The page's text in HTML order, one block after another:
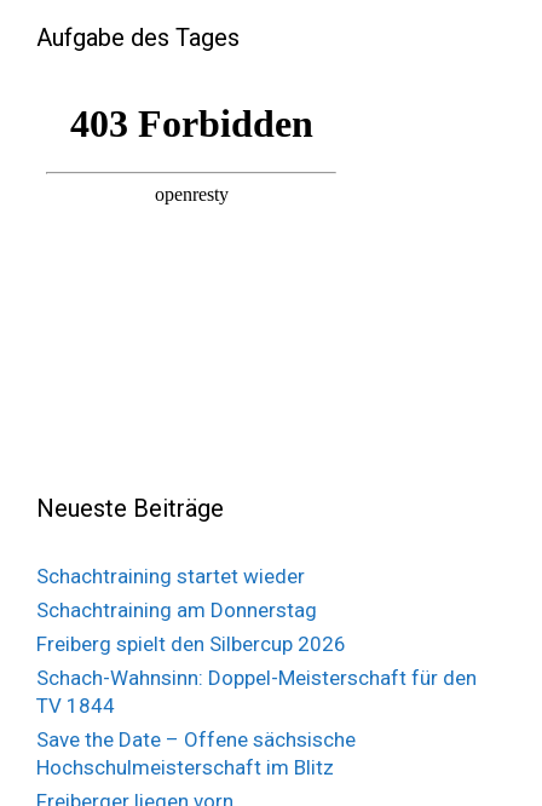
Aufgabe des Tages
Neueste Beiträge
Schachtraining startet wieder
Schachtraining am Donnerstag
Freiberg spielt den Silbercup 2026
Schach-Wahnsinn: Doppel-Meisterschaft für den
TV 1844
Save the Date – Offene sächsische
Hochschulmeisterschaft im Blitz
Freiberger liegen vorn